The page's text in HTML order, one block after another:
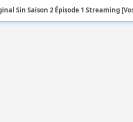
Sin Saison 2 Épisode 1 Streaming